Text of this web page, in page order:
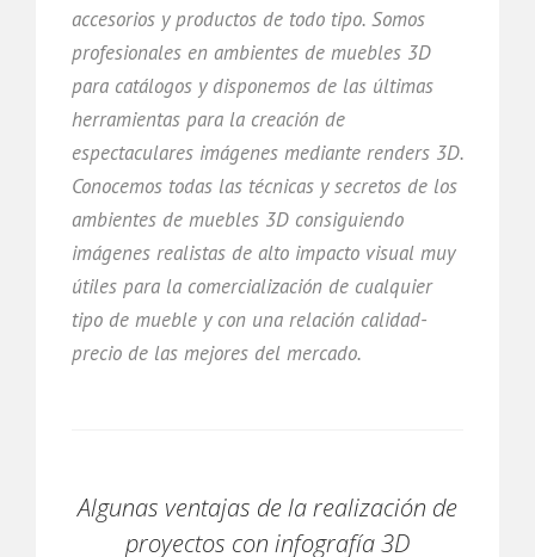
accesorios y productos de todo tipo. Somos
profesionales en ambientes de muebles 3D
para catálogos y disponemos de las últimas
herramientas para la creación de
espectaculares imágenes mediante renders 3D.
Conocemos todas las técnicas y secretos de los
ambientes de muebles 3D consiguiendo
imágenes realistas de alto impacto visual muy
útiles para la comercialización de cualquier
tipo de mueble y con una relación calidad-
precio de las mejores del mercado.
Algunas ventajas de la realización de
proyectos con infografía 3D